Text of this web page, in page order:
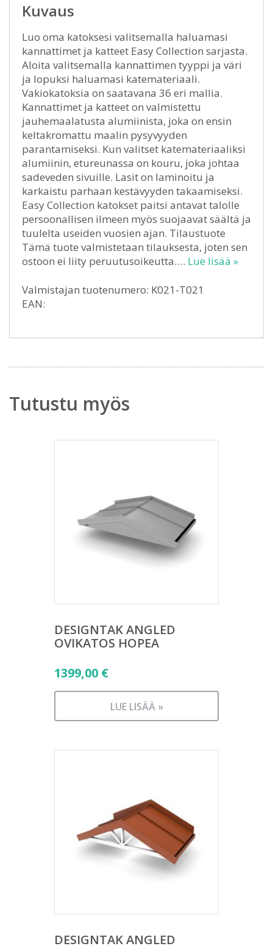
Kuvaus
Luo oma katoksesi valitsemalla haluamasi
kannattimet ja katteet Easy Collection sarjasta.
Aloita valitsemalla kannattimen tyyppi ja väri
ja lopuksi haluamasi katemateriaali.
Vakiokatoksia on saatavana 36 eri mallia.
Kannattimet ja katteet on valmistettu
jauhemaalatusta alumiinista, joka on ensin
keltakromattu maalin pysyvyyden
parantamiseksi. Kun valitset katemateriaaliksi
alumiinin, etureunassa on kouru, joka johtaa
sadeveden sivuille. Lasit on laminoitu ja
karkaistu parhaan kestävyyden takaamiseksi.
Easy Collection katokset paitsi antavat talolle
persoonallisen ilmeen myös suojaavat säältä ja
tuulelta useiden vuosien ajan. Tilaustuote
Tämä tuote valmistetaan tilauksesta, joten sen
ostoon ei liity peruutusoikeutta…. Lue lisää »
Valmistajan tuotenumero: K021-T021
EAN:
Tutustu myös
DESIGNTAK ANGLED
OVIKATOS HOPEA
1399,00 €
LUE LISÄÄ »
DESIGNTAK ANGLED